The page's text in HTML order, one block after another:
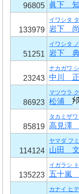
96805 眞下
133979
イワシタ
岩下
51251
イワシタ
岩下
23243
ナカガワ
中川
86923
マツウラ
松浦
85819
タカミザ
高見澤
114124
ヤマダ フ
山田
135223
イガラシ
五十嵐
カナイ ヒ